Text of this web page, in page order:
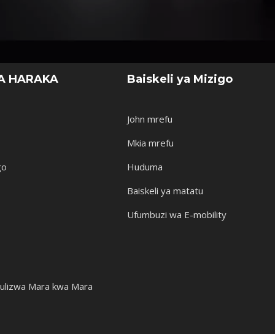
HARAKA
Mara kwa Mara
Baiskeli ya Mizigo
John mrefu
Mkia mrefu
Huduma
Baiskeli ya matatu
Ufumbuzi wa E-mobility